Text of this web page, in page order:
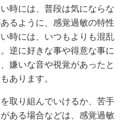
時には、普段は気にならな
るように、感覚過敏の特性
時には、いつもよりも混乱
逆に好きな事や得意な事に
嫌いな音や視覚があったと
あります。
取り組んでいけるか、苦手
ある場合などは、感覚過敏